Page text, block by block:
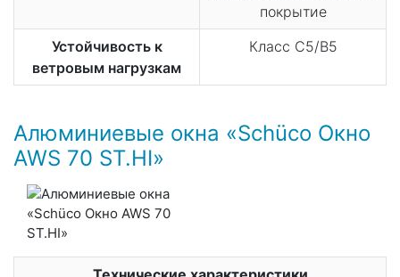
покрытие
Устойчивость к
ветровым нагрузкам
Класс C5/B5
Алюминиевые окна «Schüco Окно
AWS 70 ST.HI»